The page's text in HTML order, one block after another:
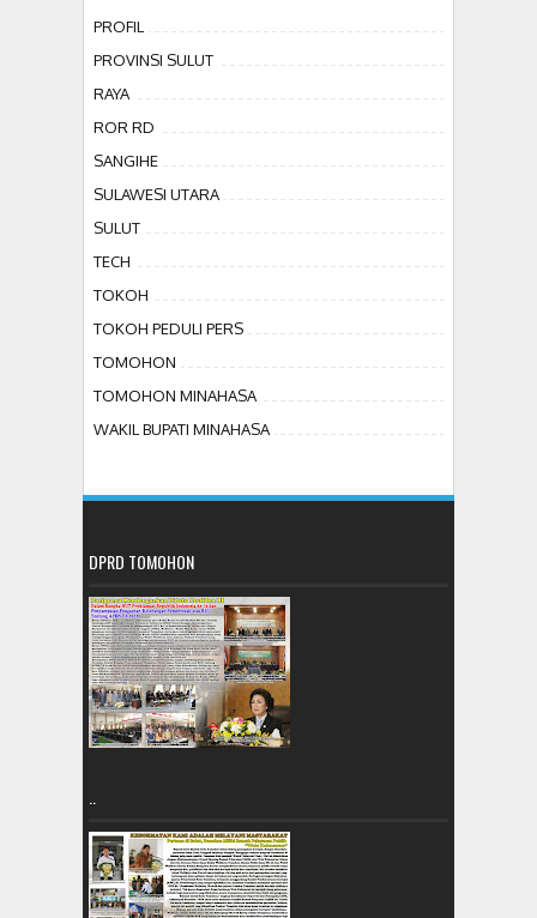
PROFIL
PROVINSI SULUT
RAYA
ROR RD
SANGIHE
SULAWESI UTARA
SULUT
TECH
TOKOH
TOKOH PEDULI PERS
TOMOHON
TOMOHON MINAHASA
WAKIL BUPATI MINAHASA
DPRD TOMOHON
..